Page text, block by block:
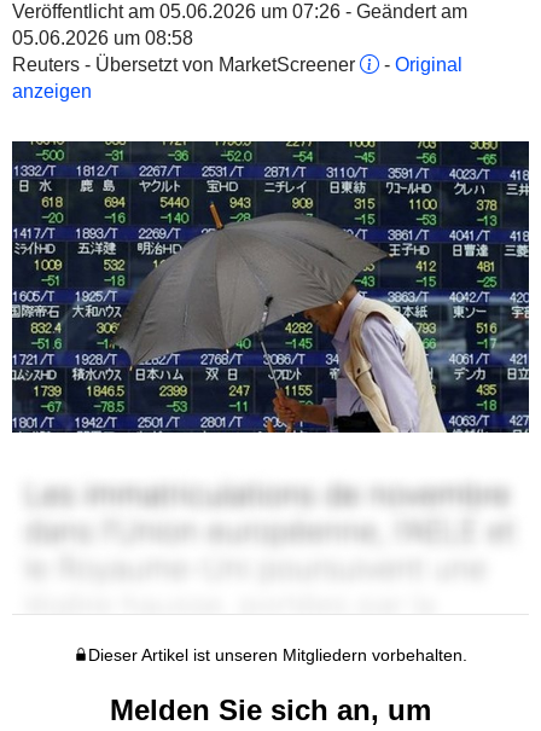
Veröffentlicht am 05.06.2026 um 07:26 - Geändert am
05.06.2026 um 08:58
Reuters - Übersetzt von MarketScreener
- Original
anzeigen
Dieser Artikel ist unseren Mitgliedern vorbehalten.
Melden Sie sich an, um